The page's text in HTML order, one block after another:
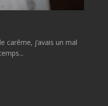
carême, j’avais un mal